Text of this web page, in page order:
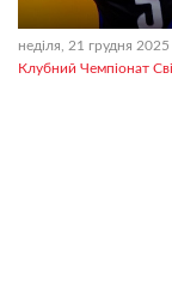
неділя, 21 грудня 2025
Клубний Чемпіонат